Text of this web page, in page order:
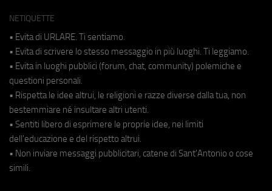
NETIQUETTE
• Evita di URLARE. Ti sentiamo.
• Evita di scrivere lo stesso messaggio in più luoghi. Ti leggiamo.
• Evita in luoghi pubblici (forum, chat, community) polemiche e
questioni personali.
• Rispetta le idee altrui, le religioni e razze diverse dalla tua, non
bestemmiare né insultare altri utenti.
• Sentiti libero di esprimere le proprie idee, nei limiti
dell'educazione e del rispetto altrui.
• Non inviare messaggi pubblicitari, catene di Sant'Antonio o cose
simili.